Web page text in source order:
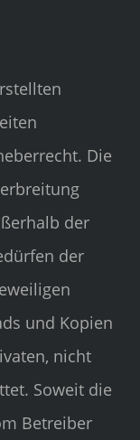
Die
der
der
und Kopien
nicht
Soweit die
Betreiber